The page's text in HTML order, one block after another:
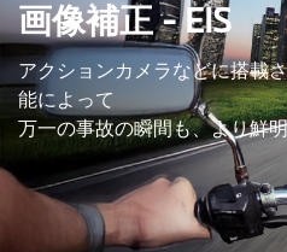
画像補正 - EIS
アクションカメラなどに搭載
能によって
万一の事故の瞬間も、より鮮